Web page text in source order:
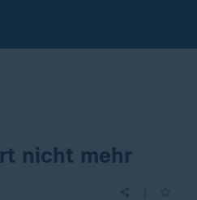
nicht mehr